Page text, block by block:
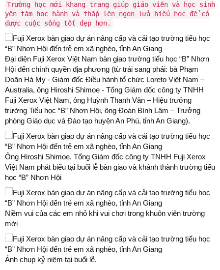
Trường học mới khang trang giúp giáo viên và học sinh
yên tâm học hành và thắp lên ngọn lửa hiếu học để có
được cuộc sống tốt đẹp hơn.
Đại diện Fuji Xerox Việt Nam bàn giao trường tiểu học “B” Nhơn
Hội đến chính quyền địa phương (từ trái sang phải: bà Phạm
Doãn Hà My - Giám đốc Điều hành tổ chức Loreto Việt Nam –
Australia, ông Hiroshi Shimoe - Tổng Giám đốc công ty TNHH
Fuji Xerox Việt Nam, ông Huỳnh Thanh Vân – Hiệu trưởng
trường Tiểu học “B” Nhơn Hội, ông Đoàn Bình Lâm – Trưởng
phòng Giáo dục và Đào tạo huyện An Phú, tỉnh An Giang).
Ông Hiroshi Shimoe, Tổng Giám đốc công ty TNHH Fuji Xerox
Việt Nam phát biểu tại buổi lễ bàn giao và khánh thành trường tiểu
học “B” Nhơn Hội
Niềm vui của các em nhỏ khi vui chơi trong khuôn viên trường
mới
Ảnh chụp kỷ niệm tại buổi lễ.